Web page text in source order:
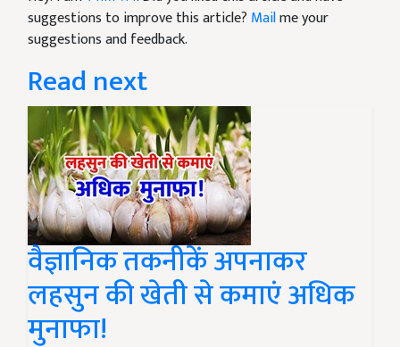
suggestions to improve this article? Mailme your
suggestions and feedback.
Read next
वैज्ञानिक तकनीकें अपनाकर
लहसुन की खेती से कमाएं अधिक
मुनाफा!